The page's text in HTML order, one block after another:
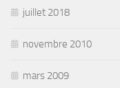
juillet 2018
novembre 2010
mars 2009